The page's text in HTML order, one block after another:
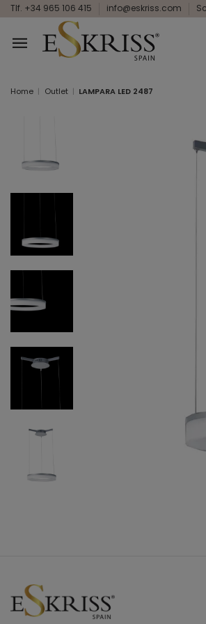
Tlf. +34 965 106 415 info@eskriss.com
Home Outlet LAMPARA LED 2487